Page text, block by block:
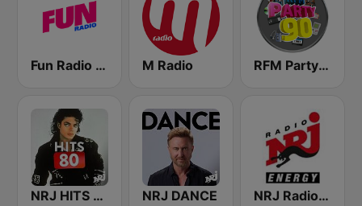
Fun Radio FRANCE M Radio RFM Party 90
NRJ HITS 80' NRJ DANCE NRJ Radio ENERGY